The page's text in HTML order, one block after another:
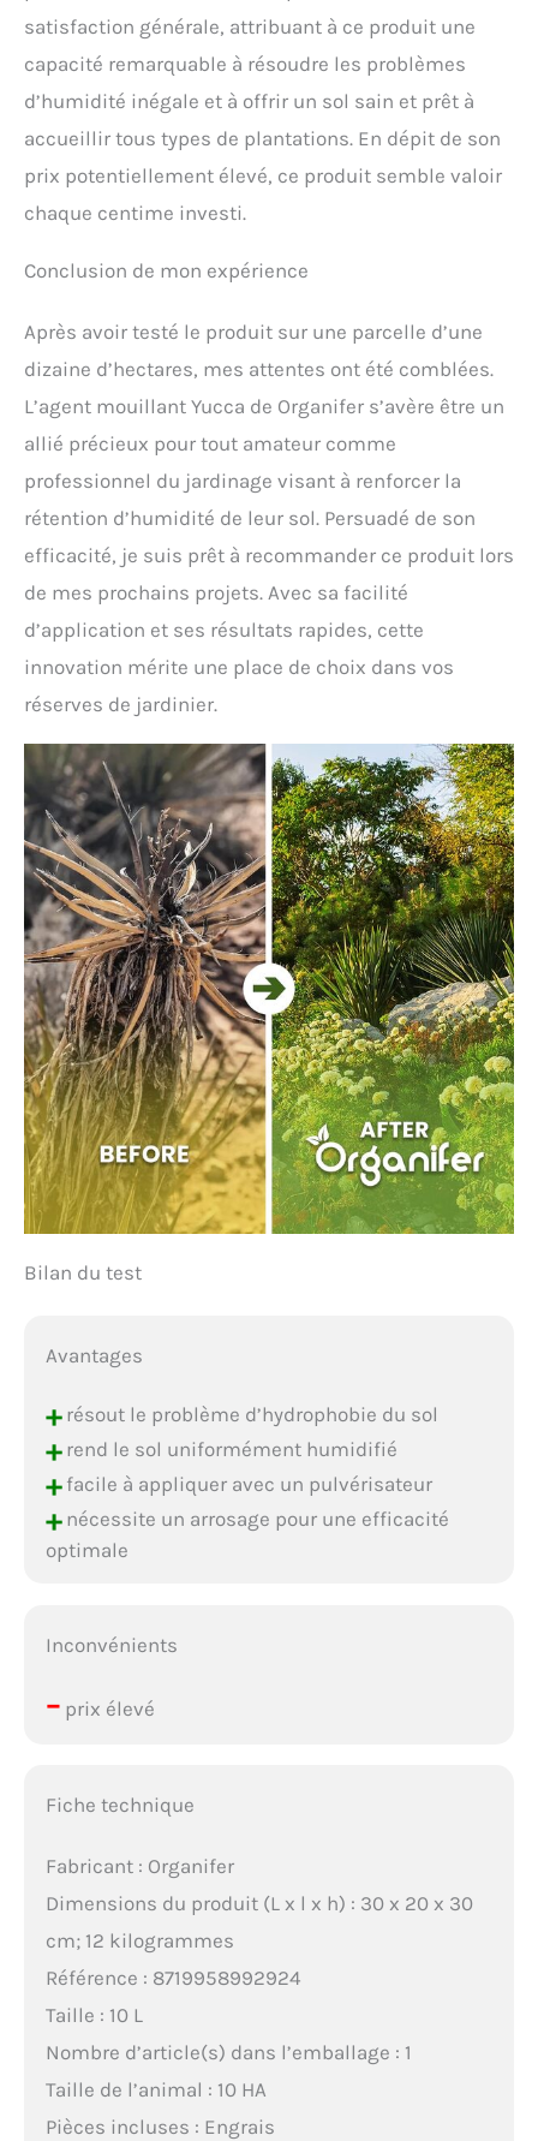
satisfaction générale, attribuant à ce produit une
capacité remarquable à résoudre les problèmes
d’humidité inégale et à offrir un sol sain et prêt à
accueillir tous types de plantations. En dépit de son
prix potentiellement élevé, ce produit semble valoir
chaque centime investi.
Conclusion de mon expérience
Après avoir testé le produit sur une parcelle d’une
dizaine d’hectares, mes attentes ont été comblées.
L’agent mouillant Yucca de Organifer s’avère être un
allié précieux pour tout amateur comme
professionnel du jardinage visant à renforcer la
rétention d’humidité de leur sol. Persuadé de son
efficacité, je suis prêt à recommander ce produit lors
de mes prochains projets. Avec sa facilité
d’application et ses résultats rapides, cette
innovation mérite une place de choix dans vos
réserves de jardinier.
Bilan du test
Avantages
+résout le problème d’hydrophobie du sol
+rend le sol uniformément humidifié
+facile à appliquer avec un pulvérisateur
+nécessite un arrosage pour une efficacité
optimale
Inconvénients
–prix élevé
Fiche technique
Fabricant : Organifer
Dimensions du produit (L x l x h) : 30 x 20 x 30
cm; 12 kilogrammes
Référence : 8719958992924
Taille : 10 L
Nombre d’article(s) dans l’emballage : 1
Taille de l’animal : 10 HA
Pièces incluses : Engrais